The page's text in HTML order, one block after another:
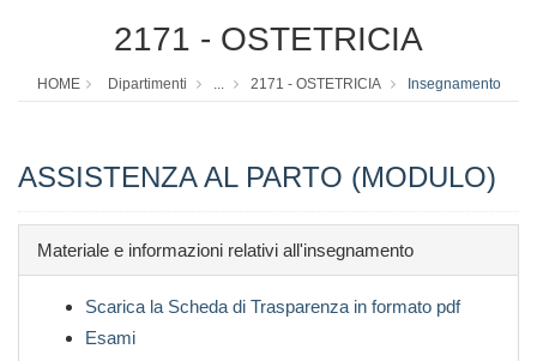
2171 - OSTETRICIA
HOME Dipartimenti ... 2171 - OSTETRICIA Insegnamento
ASSISTENZA AL PARTO (MODULO)
Materiale e informazioni relativi all'insegnamento
Scarica la Scheda di Trasparenza in formato pdf
Esami